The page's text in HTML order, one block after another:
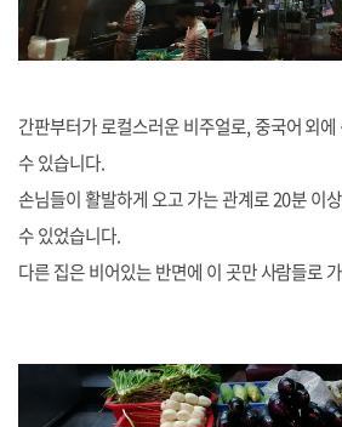
간판부터가 로컬스러운 비주얼로, 중국어 외
수 있습니다.
손님들이 활발하게 오고 가는 관계로 20분 이
수 있었습니다.
다른 집은 비어있는 반면에 이 곳만 사람들로